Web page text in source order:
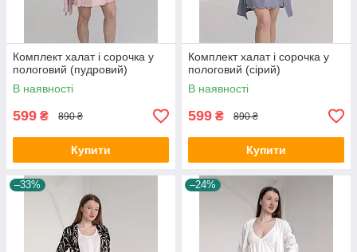
Комплект халат і сорочка у
пологовий (пудровий)
В наявності
599 ₴ 890 ₴
Купити
Комплект халат і сорочка у
пологовий (сірий)
В наявності
599 ₴ 890 ₴
Купити
–33% –24%